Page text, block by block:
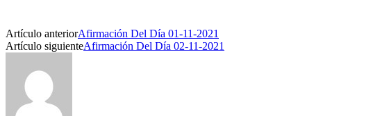
Artículo anteriorAfirmación Del Día 01-11-2021
Artículo siguienteAfirmación Del Día 02-11-2021